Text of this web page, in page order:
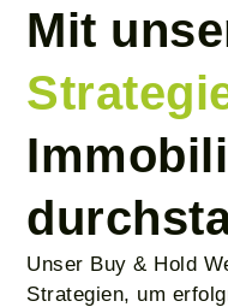
Mit
Unser Buy & Hold
Strategien, um